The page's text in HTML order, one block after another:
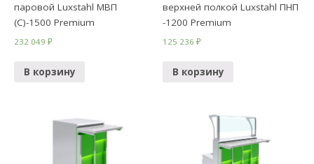
паровой Luxstahl МВП
(С)-1500 Premium
232 049₽
В корзину
верхней полкой Luxstahl ПНП
-1200 Premium
125 236₽
В корзину